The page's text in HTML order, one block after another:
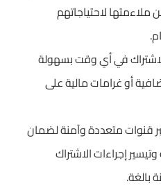
لاحتياجاتهم
الاشتراك في أي وقت بسهولة
أو غرامات مالية على
قنوات متعددة وآمنة لضمان
إجراءات الاشتراك
بالغة.